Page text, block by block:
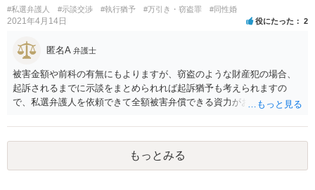
が作っても構いません。 書類を作るには、少なくも、５５０００円
は、かかるでしょう。
#私選弁護人 #示談交渉 #執行猶予 #万引き・窃盗罪 #同性婚
2021年4月14日 役にたった 2
匿名A 弁護士
被害金額や前科の有無にもよりますが、窃盗のような財産犯の場合、
起訴されるまでに示談をまとめられれば起訴猶予も考えられますの
で、私選弁護人を依頼できて全額被害弁償できる資力がお有りなので
めいたします。起訴されてしまうと前科はついてしまう可能性が極め
て高いので、被害金額はさほど大きくなく初犯で起訴猶予の可能性が
あり得る事案なのであれば、起訴までの弁護活動が極めて重要です。
もちろん国選弁護人であってもできるかぎり最善を尽くす弁護士が大
もっとみる